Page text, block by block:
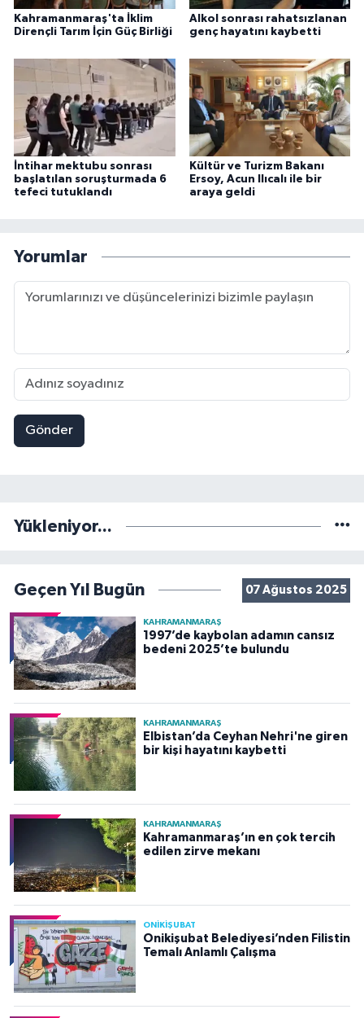
Kahramanmaraş'ta İklim
Dirençli Tarım İçin Güç Birliği
Alkol sonrası rahatsızlanan
genç hayatını kaybetti
İntihar mektubu sonrası
başlatılan soruşturmada 6
tefeci tutuklandı
Kültür ve Turizm Bakanı
Ersoy, Acun Ilıcalı ile bir
araya geldi
Yorumlar
Gönder
Yükleniyor...
Geçen Yıl Bugün 07 Ağustos 2025
KAHRAMANMARAŞ
1997’de kaybolan adamın cansız
bedeni 2025’te bulundu
KAHRAMANMARAŞ
Elbistan’da Ceyhan Nehri'ne giren
bir kişi hayatını kaybetti
KAHRAMANMARAŞ
Kahramanmaraş’ın en çok tercih
edilen zirve mekanı
ONİKİŞUBAT
Onikişubat Belediyesi’nden Filistin
Temalı Anlamlı Çalışma